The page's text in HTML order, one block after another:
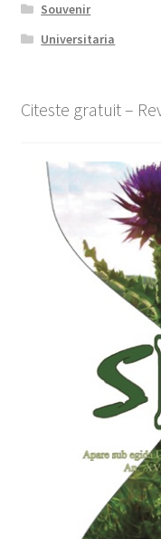
Souvenir
Universitaria
Citeste gratuit –